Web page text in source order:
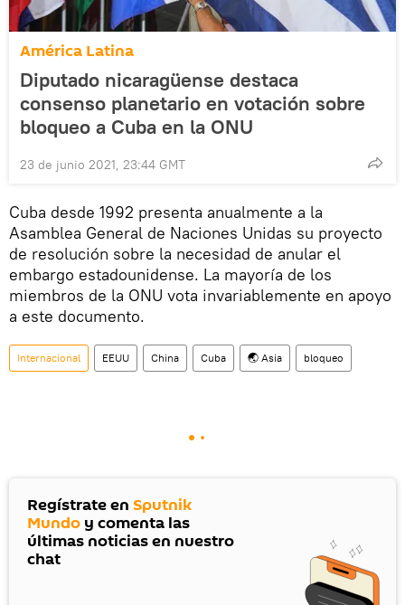
América Latina
Diputado nicaragüense destaca
consenso planetario en votación sobre
bloqueo a Cuba en la ONU
23 de junio 2021, 23:44 GMT
Cuba desde 1992 presenta anualmente a la
Asamblea General de Naciones Unidas su proyecto
de resolución sobre la necesidad de anular el
embargo estadounidense. La mayoría de los
miembros de la ONU vota invariablemente en apoyo
a este documento.
Internacional EEUU China Cuba 🌏 Asia bloqueo
Regístrate en Sputnik
Mundo y comenta las
últimas noticias en nuestro
chat